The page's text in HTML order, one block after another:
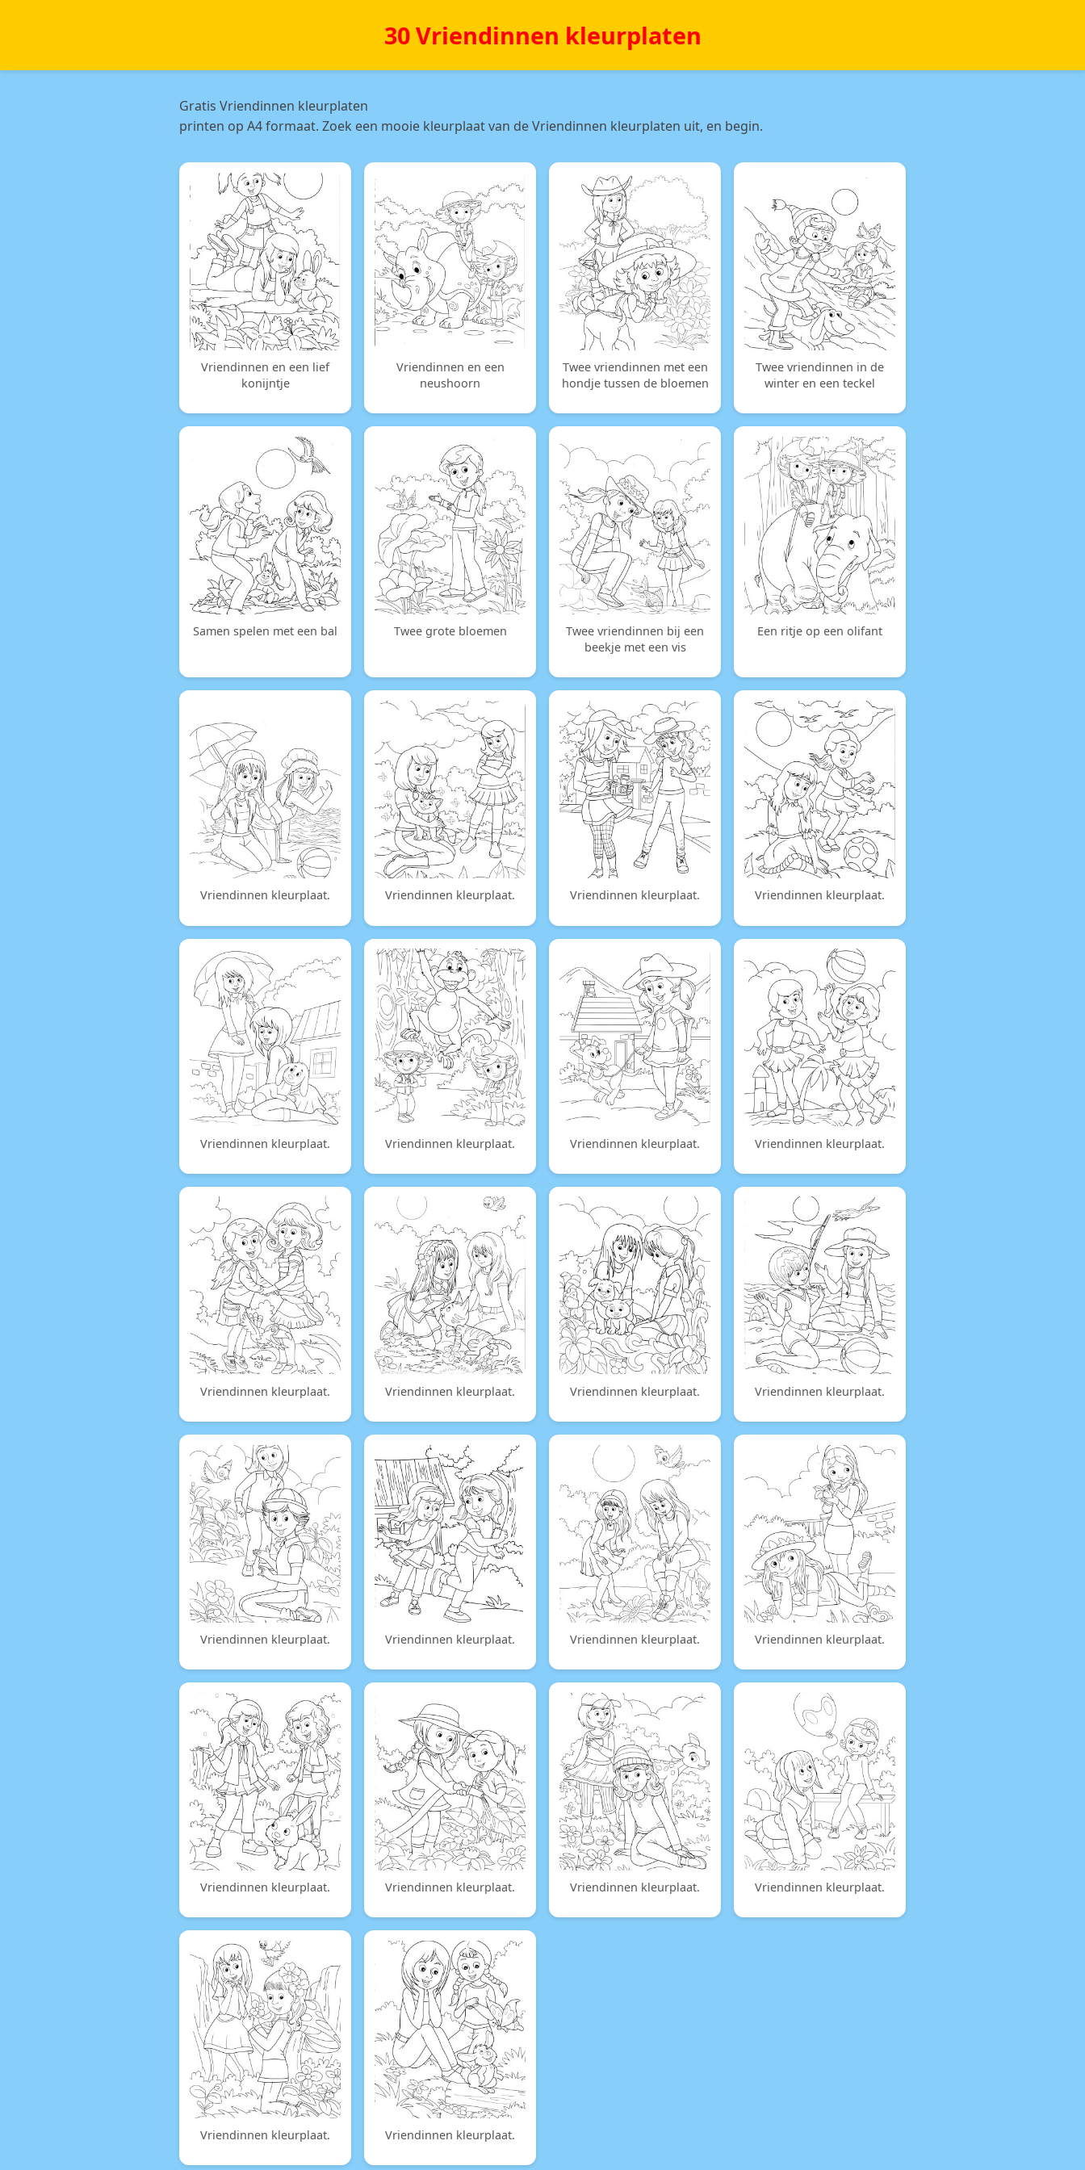
30 Vriendinnen kleurplaten
Gratis Vriendinnen kleurplaten
printen op A4 formaat. Zoek een mooie kleurplaat van de Vriendinnen kleurplaten uit, en begin.
Vriendinnen en een lief
konijntje
Vriendinnen en een
neushoorn
Twee vriendinnen met een
hondje tussen de bloemen
Twee vriendinnen in de
winter en een teckel
Samen spelen met een bal Twee grote bloemen
Twee vriendinnen bij een
beekje met een vis
Een ritje op een olifant
Vriendinnen kleurplaat. Vriendinnen kleurplaat. Vriendinnen kleurplaat. Vriendinnen kleurplaat.
Vriendinnen kleurplaat. Vriendinnen kleurplaat. Vriendinnen kleurplaat. Vriendinnen kleurplaat.
Vriendinnen kleurplaat. Vriendinnen kleurplaat. Vriendinnen kleurplaat. Vriendinnen kleurplaat.
Vriendinnen kleurplaat. Vriendinnen kleurplaat. Vriendinnen kleurplaat. Vriendinnen kleurplaat.
Vriendinnen kleurplaat. Vriendinnen kleurplaat. Vriendinnen kleurplaat. Vriendinnen kleurplaat.
Vriendinnen kleurplaat. Vriendinnen kleurplaat.